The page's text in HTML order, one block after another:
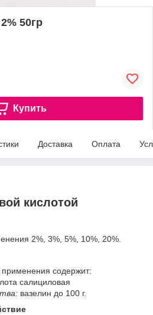
50гр
Купить
Доставка Оплата
кислотой
2%, 3%, 5%, 10%, 20%.
содержит:
салициловая
вазелин до 100 г.